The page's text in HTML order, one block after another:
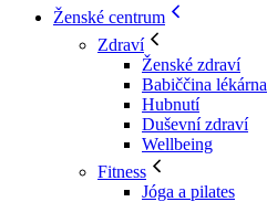
Ženské centrum
Zdraví
Ženské zdraví
Babiččina lékárna
Hubnutí
Duševní zdraví
Wellbeing
Fitness
Jóga a pilates